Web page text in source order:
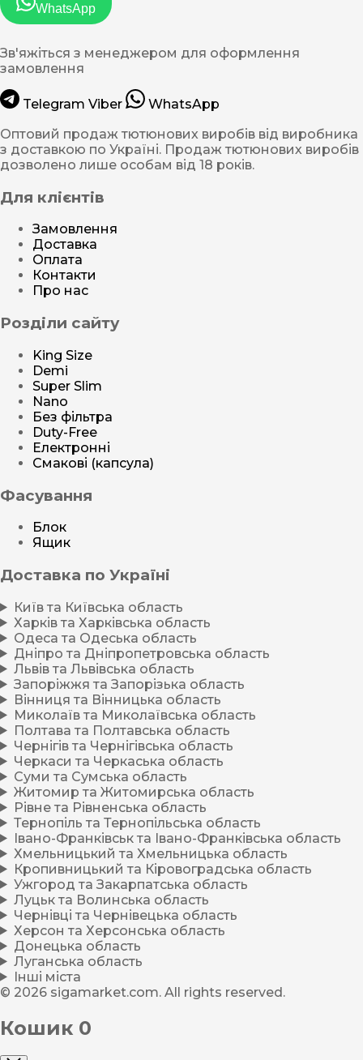
WhatsApp
Зв'яжіться з менеджером для оформлення
замовлення
Telegram Viber
WhatsApp
Оптовий продаж тютюнових виробів від виробника
з доставкою по Україні. Продаж тютюнових виробів
дозволено лише особам від 18 років.
Для клієнтів
Замовлення
Доставка
Оплата
Контакти
Про нас
Розділи сайту
King Size
Demi
Super Slim
Nano
Без фільтра
Duty-Free
Електронні
Смакові (капсула)
Фасування
Блок
Ящик
Доставка по Україні
Київ та Київська область
Харків та Харківська область
Одеса та Одеська область
Дніпро та Дніпропетровська область
Львів та Львівська область
Запоріжжя та Запорізька область
Вінниця та Вінницька область
Миколаїв та Миколаївська область
Полтава та Полтавська область
Чернігів та Чернігівська область
Черкаси та Черкаська область
Суми та Сумська область
Житомир та Житомирська область
Рівне та Рівненська область
Тернопіль та Тернопільська область
Івано-Франківськ та Івано-Франківська область
Хмельницький та Хмельницька область
Кропивницький та Кіровоградська область
Ужгород та Закарпатська область
Луцьк та Волинська область
Чернівці та Чернівецька область
Херсон та Херсонська область
Донецька область
Луганська область
Інші міста
© 2026 sigamarket.com. All rights reserved.
Кошик 0